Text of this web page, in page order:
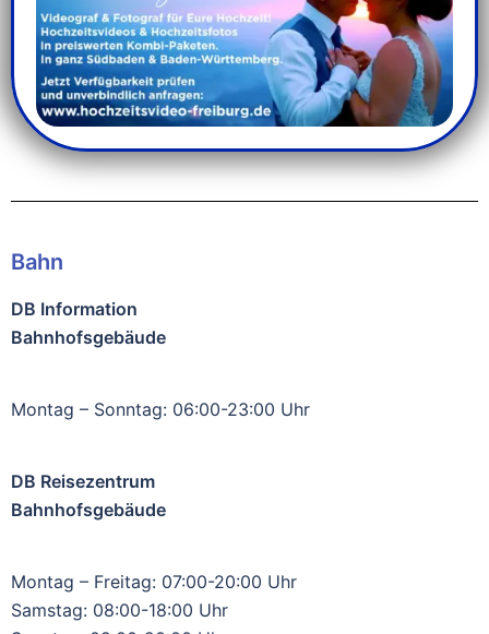
Bahn
DB Information
Bahnhofsgebäude
Montag – Sonntag: 06:00-23:00 Uhr
DB Reisezentrum
Bahnhofsgebäude
Montag – Freitag: 07:00-20:00 Uhr
Samstag: 08:00-18:00 Uhr